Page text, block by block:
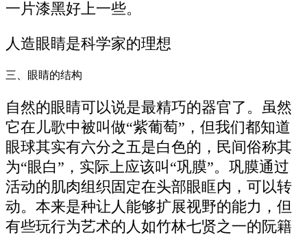
一片漆黑好上一些。
人造眼睛是科学家的理想
三、眼睛的结构
自然的眼睛可以说是最精巧的器官了。虽然
它在儿歌中被叫做“紫葡萄”，但我们都知道
眼球其实有六分之五是白色的，民间俗称其
为“眼白”，实际上应该叫“巩膜”。巩膜通过
活动的肌肉组织固定在头部眼眶内，可以转
动。本来是种让人能够扩展视野的能力，但
有些玩行为艺术的人如竹林七贤之一的阮籍